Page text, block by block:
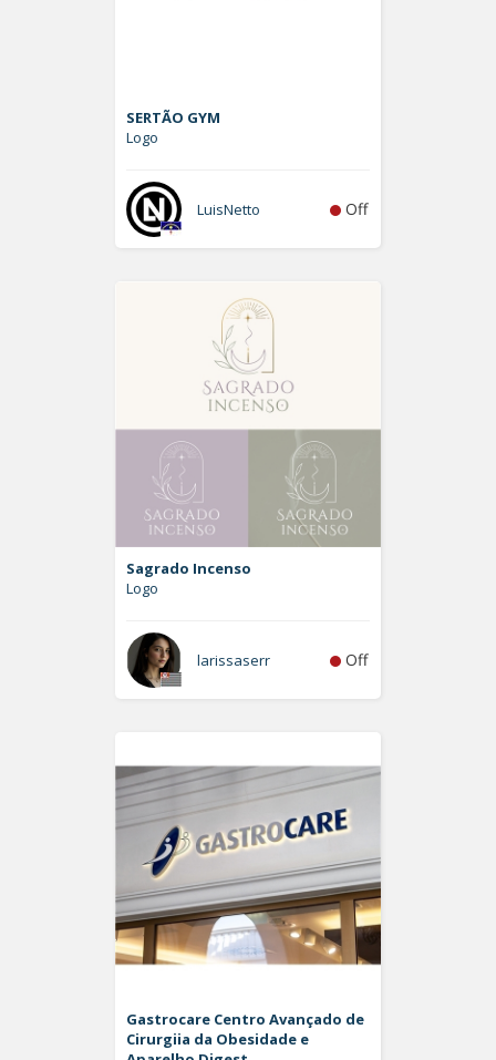
SERTÃO GYM
Logo
LuisNetto Off
Sagrado Incenso
Logo
larissaserr Off
Gastrocare Centro Avançado de
Cirurgiia da Obesidade e